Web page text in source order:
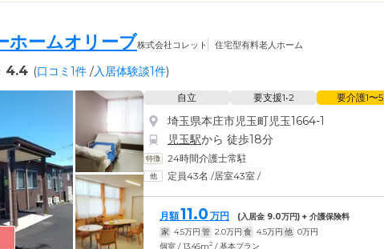
ホームオリーブ株式会社コレット 住宅型有料老人ホーム
4.4 (口コミ1件 /入居体験談1件)
自立 要支援1•2 要介護1〜5
埼玉県本庄市児玉町児玉1664-1
児玉駅から 徒歩18分
24時間介護士常駐
定員43名 /居室43室 /
月額11.0 万円 (入居金 9.0万円) + 介護保険料
家 4.5万円 管 2.0万円 食 4.5万円 他 0万円
個室 / 13.45m2 / 基本プラン